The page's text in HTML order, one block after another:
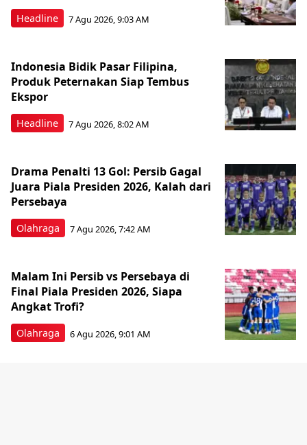
Headline 7 Agu 2026, 9:03 AM
Headline
Indonesia Bidik Pasar Filipina,
Produk Peternakan Siap Tembus
Ekspor
7 Agu 2026, 8:02 AM
Olahraga
Drama Penalti 13 Gol: Persib Gagal
Juara Piala Presiden 2026, Kalah dari
Persebaya
7 Agu 2026, 7:42 AM
Olahraga
Malam Ini Persib vs Persebaya di
Final Piala Presiden 2026, Siapa
Angkat Trofi?
6 Agu 2026, 9:01 AM